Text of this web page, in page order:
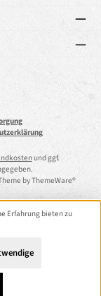
und ggf.
byThemeWare®
Erfahrung bieten zu